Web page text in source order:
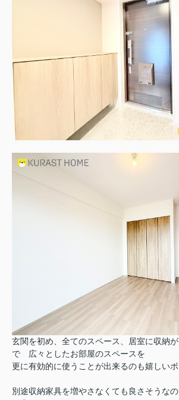
玄関を初め、全てのスペース、居室に収納
で 広々としたお部屋のスペースを
更に有効的に使うことが出来るのも嬉しいポ
別途収納家具を増やさなくても良さそうな